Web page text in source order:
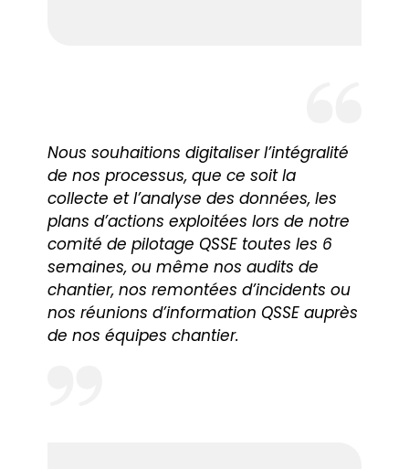
Nous souhaitions digitaliser l’intégralité
de nos processus, que ce soit la
collecte et l’analyse des données, les
plans d’actions exploitées lors de notre
comité de pilotage QSSE toutes les 6
semaines, ou même nos audits de
chantier, nos remontées d’incidents ou
nos réunions d’information QSSE auprès
de nos équipes chantier.